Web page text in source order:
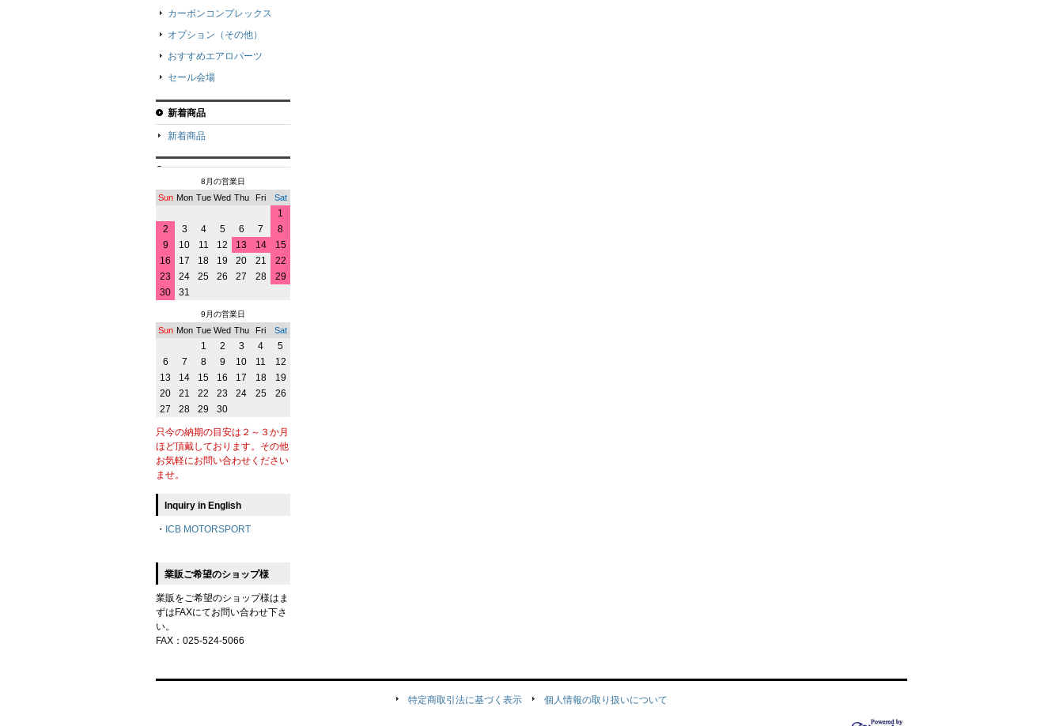
カーボンコンプレックス
オプション（その他）
おすすめエアロパーツ
セール会場
新着商品
新着商品
8月の営業日
Sun Mon Tue Wed Thu Fri Sat
1
2
3 4 5 6 7
8
9
10 11 12 13 14
15
16
17 18 19 20 21
22
23
24 25 26 27 28
29
30
31
9月の営業日
Sun Mon Tue Wed Thu Fri Sat
1 2 3 4
5
6
7 8 9 10 11
12
13
14 15 16 17 18
19
20
21 22 23 24 25
26
27
28 29 30
只今の納期の目安は２～３か月
ほど頂戴しております。その他
お気軽にお問い合わせください
ませ。
Inquiry in English
・ ICB MOTORSPORT
業販ご希望のショップ様
業販をご希望のショップ様はま
ずはFAXにてお問い合わせ下さ
い。
FAX：025-524-5066
特定商取引法に基づく表示 個人情報の取り扱いについて